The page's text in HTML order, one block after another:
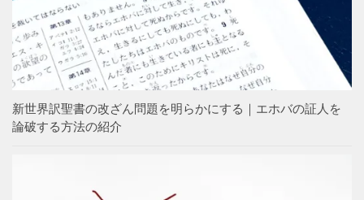
新世界訳聖書の改ざん問題を明らかにする｜エホバの証人を
論破する方法の紹介